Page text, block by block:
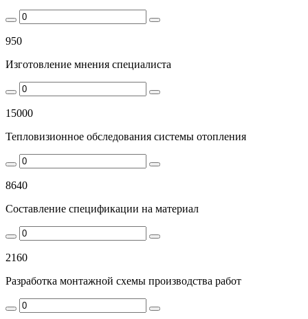
950
Изготовление мнения специалиста
15000
Тепловизионное обследования системы отопления
8640
Составление спецификации на материал
2160
Разработка монтажной схемы производства работ